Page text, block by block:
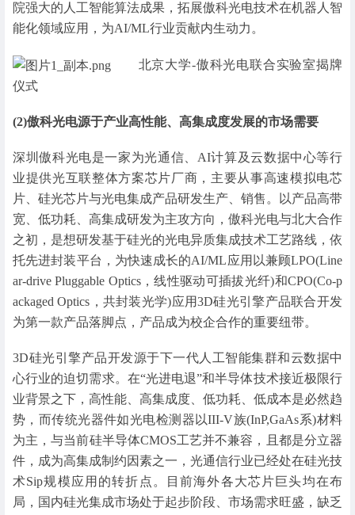
院强大的人工智能算法成果，拓展傲科光电技术在机器人智
能化领域应用，为AI/ML行业贡献内生动力。
北京大学-傲科光电联合实验室揭牌
仪式
(2)傲科光电源于产业高性能、高集成度发展的市场需要
深圳傲科光电是一家为光通信、AI计算及云数据中心等行
业提供光互联整体方案芯片厂商，主要从事高速模拟电芯
片、硅光芯片与光电集成产品研发生产、销售。以产品高带
宽、低功耗、高集成研发为主攻方向，傲科光电与北大合作
之初，是想研发基于硅光的光电异质集成技术工艺路线，依
托先进封装平台，为快速成长的AI/ML应用以兼顾LPO(Line
ar-drive Pluggable Optics，线性驱动可插拔光纤)和CPO(Co-p
ackaged Optics，共封装光学)应用3D硅光引擎产品联合开发
为第一款产品落脚点，产品成为校企合作的重要纽带。
3D硅光引擎产品开发源于下一代人工智能集群和云数据中
心行业的迫切需求。在“光进电退”和半导体技术接近极限行
业背景之下，高性能、高集成度、低功耗、低成本是必然趋
势，而传统光器件如光电检测器以III-V族(InP,GaAs系)材料
为主，与当前硅半导体CMOS工艺并不兼容，且都是分立器
件，成为高集成制约因素之一，光通信行业已经处在硅光技
术Sip规模应用的转折点。目前海外各大芯片巨头均在布
局，国内硅光集成市场处于起步阶段、市场需求旺盛，缺乏